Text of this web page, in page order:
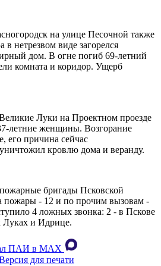
на улице Песочной также
в нетрезвом виде загорелся
дом. В огне погиб 69-летний
комната и коридор. Ущерб
Луки на Проектном проезде
летние женщины. Возгорание
его причина сейчас
кровлю дома и веранду.
бригады Псковской
пожары - 12 и по прочим вызовам -
4 ложных звонка: 2 - в Пскове
Луках и Идрице.
ПАИ в MAХ
для печати